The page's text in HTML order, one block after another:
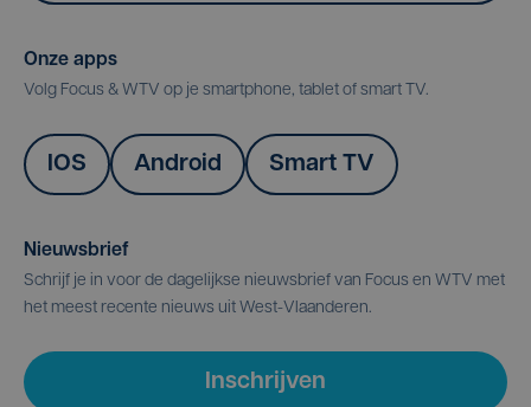
Onze apps
Volg Focus & WTV op je smartphone, tablet of smart TV.
IOS Android Smart TV
Nieuwsbrief
Schrijf je in voor de dagelijkse nieuwsbrief van Focus en WTV met
het meest recente nieuws uit West-Vlaanderen.
Inschrijven